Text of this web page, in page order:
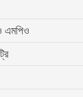
এমপিও